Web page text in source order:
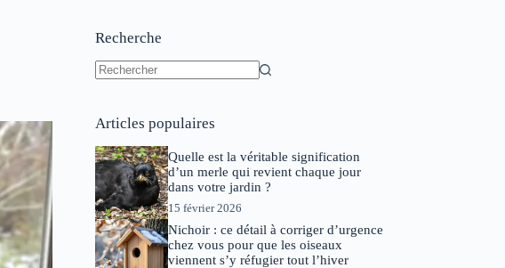
Recherche
Articles populaires
Quelle est la véritable signification
d’un merle qui revient chaque jour
dans votre jardin ?
15 février 2026
Nichoir : ce détail à corriger d’urgence
chez vous pour que les oiseaux
viennent s’y réfugier tout l’hiver